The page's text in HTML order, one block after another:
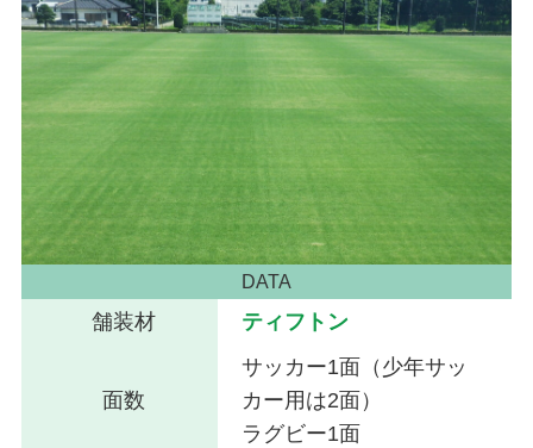
DATA
舗装材 ティフトン
面数
サッカー1面（少年サッ
カー用は2面）
ラグビー1面